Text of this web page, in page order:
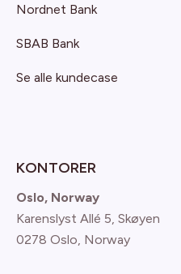
Nordnet Bank
SBAB Bank
Se alle kundecase
KONTORER
Oslo, Norway
Karenslyst Allé 5, Skøyen
0278 Oslo, Norway